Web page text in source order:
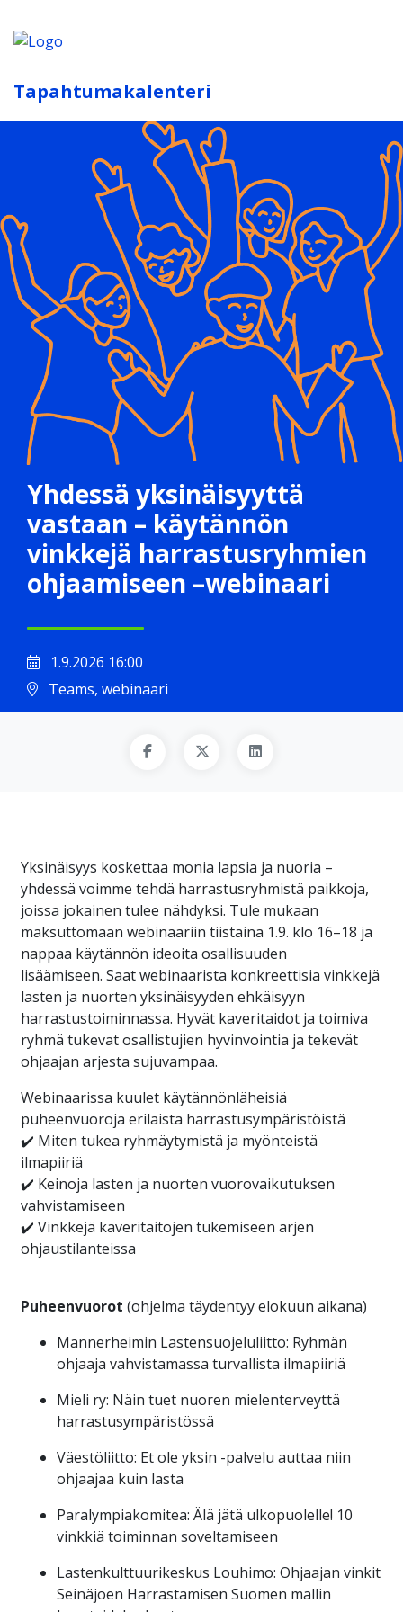
Tapahtumakalenteri
Yhdessä yksinäisyyttä
vastaan – käytännön
vinkkejä harrastusryhmien
ohjaamiseen –webinaari
1.9.2026 16:00
Teams, webinaari
Yksinäisyys koskettaa monia lapsia ja nuoria –
yhdessä voimme tehdä harrastusryhmistä paikkoja,
joissa jokainen tulee nähdyksi. Tule mukaan
maksuttomaan webinaariin tiistaina 1.9. klo 16–18 ja
nappaa käytännön ideoita osallisuuden
lisäämiseen. Saat webinaarista konkreettisia vinkkejä
lasten ja nuorten yksinäisyyden ehkäisyyn
harrastustoiminnassa. Hyvät kaveritaidot ja toimiva
ryhmä tukevat osallistujien hyvinvointia ja tekevät
ohjaajan arjesta sujuvampaa.
Webinaarissa kuulet käytännönläheisiä
puheenvuoroja erilaista harrastusympäristöistä
✔️ Miten tukea ryhmäytymistä ja myönteistä
ilmapiiriä
✔️ Keinoja lasten ja nuorten vuorovaikutuksen
vahvistamiseen
✔️ Vinkkejä kaveritaitojen tukemiseen arjen
ohjaustilanteissa
Puheenvuorot (ohjelma täydentyy elokuun aikana)
Mannerheimin Lastensuojeluliitto: Ryhmän
ohjaaja vahvistamassa turvallista ilmapiiriä
Mieli ry: Näin tuet nuoren mielenterveyttä
harrastusympäristössä
Väestöliitto: Et ole yksin -palvelu auttaa niin
ohjaajaa kuin lasta
Paralympiakomitea: Älä jätä ulkopuolelle! 10
vinkkiä toiminnan soveltamiseen
Lastenkulttuurikeskus Louhimo: Ohjaajan vinkit
Seinäjoen Harrastamisen Suomen mallin